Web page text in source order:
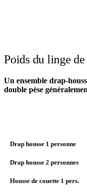
Poids du linge
Un ensemble drap-
double pèse
Drap housse 1 personne
Drap housse 2 personnes
Housse de couette 1 pers.